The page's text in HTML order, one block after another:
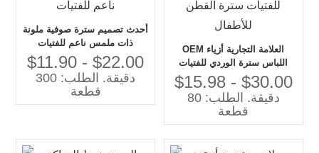
أحدث تصميم سترة صوفية ملونة
ذات ملمس ناعم للفتيات
$11.90 - $22.00
دقيقة. الطلب: 300
قطعة
OEM العلامة التجارية أزياء
اللباس سترة الوردي للفتيات
سترة القطن للأطفال
$15.98 - $30.00
دقيقة. الطلب: 80
قطعة